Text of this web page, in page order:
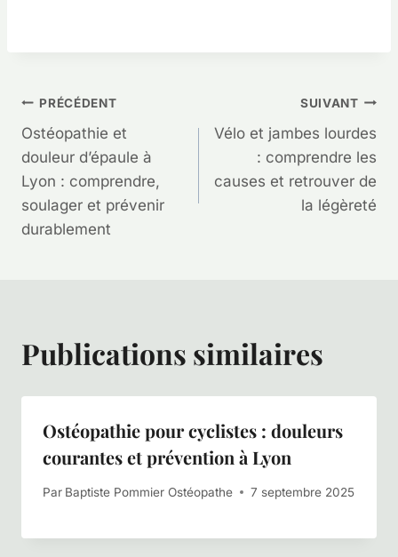
Navigation
de
l’article
PRÉCÉDENT
Ostéopathie et
douleur d’épaule à
Lyon : comprendre,
soulager et prévenir
durablement
SUIVANT
Vélo et jambes lourdes
: comprendre les
causes et retrouver de
la légèreté
Publications similaires
Ostéopathie pour cyclistes : douleurs
courantes et prévention à Lyon
Par Baptiste Pommier Ostéopathe 7 septembre 2025